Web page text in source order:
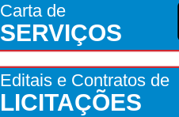
Carta de
SERVIÇOS
Editais e Contratos de
LICITAÇÕES